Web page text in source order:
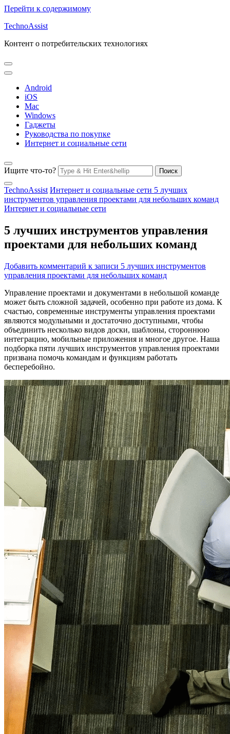
Перейти к содержимому
TechnoAssist
Контент о потребительских технологиях
Android
iOS
Mac
Windows
Гаджеты
Руководства по покупке
Интернет и социальные сети
Ищите что-то?
TechnoAssist Интернет и социальные сети 5 лучших
инструментов управления проектами для небольших команд
Интернет и социальные сети
5 лучших инструментов управления
проектами для небольших команд
Добавить комментарий к записи 5 лучших инструментов
управления проектами для небольших команд
Управление проектами и документами в небольшой команде
может быть сложной задачей, особенно при работе из дома. К
счастью, современные инструменты управления проектами
являются модульными и достаточно доступными, чтобы
объединить несколько видов доски, шаблоны, стороннюю
интеграцию, мобильные приложения и многое другое. Наша
подборка пяти лучших инструментов управления проектами
призвана помочь командам и функциям работать
бесперебойно.